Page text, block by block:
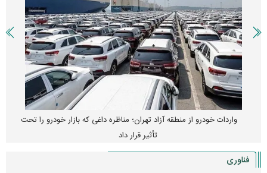
واردات خودرو از منطقه آزاد تهران؛ مناظره داغی که بازار خودرو را تحت
تأثیر قرار داد
فناوری